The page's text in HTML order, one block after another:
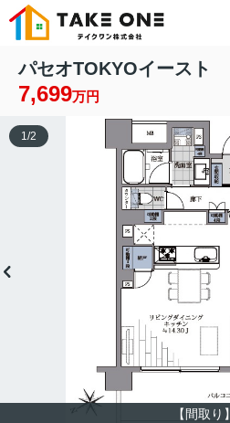
パセオTOKYOイースト
7,699万円
【間取り】
1/2